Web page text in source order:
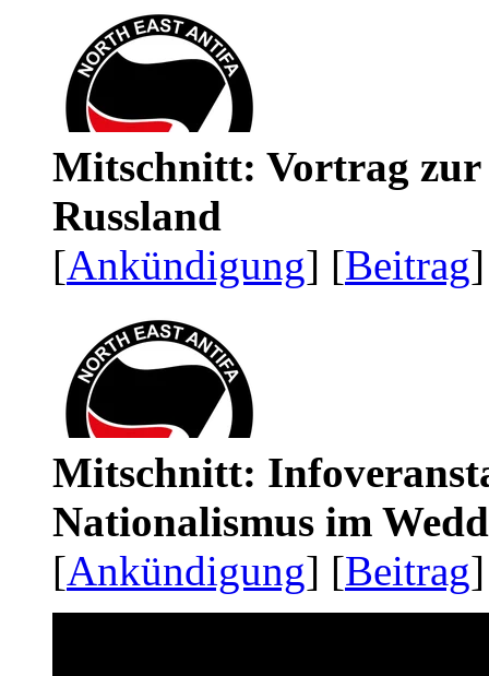
Mitschnitt: Vortrag zur
Russland
[Ankündigung] [Beitrag
Mitschnitt:
Nationalismus im
[Ankündigung] [Beitrag